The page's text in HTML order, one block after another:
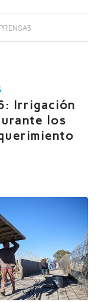
PRENSA3
Irrigación
los